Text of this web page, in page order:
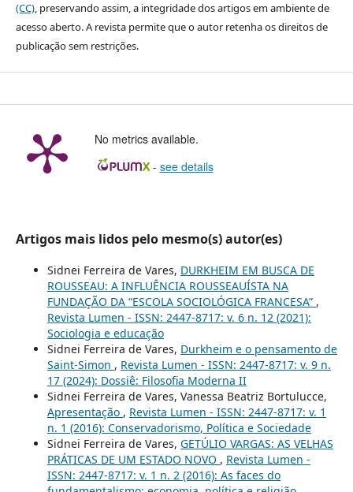
(CC), preservando assim, a integridade dos artigos em ambiente de
acesso aberto. A revista permite que o autor retenha os direitos de
publicação sem restrições.
No metrics available.
- see details
Artigos mais lidos pelo mesmo(s) autor(es)
Sidnei Ferreira de Vares, DURKHEIM EM BUSCA DE
ROUSSEAU: A INFLUÊNCIA ROUSSEAUÍSTA NA
FUNDAÇÃO DA “ESCOLA SOCIOLÓGICA FRANCESA” ,
Revista Lumen - ISSN: 2447-8717: v. 6 n. 12 (2021):
Sociologia e educação
Sidnei Ferreira de Vares, Durkheim e o pensamento de
Saint-Simon , Revista Lumen - ISSN: 2447-8717: v. 9 n.
17 (2024): Dossiê: Filosofia Moderna II
Sidnei Ferreira de Vares, Vanessa Beatriz Bortulucce,
Apresentação , Revista Lumen - ISSN: 2447-8717: v. 1
n. 1 (2016): Conservadorismo, Política e Sociedade
Sidnei Ferreira de Vares, GETÚLIO VARGAS: AS VELHAS
PRÁTICAS DE UM ESTADO NOVO , Revista Lumen -
ISSN: 2447-8717: v. 1 n. 2 (2016): As faces do